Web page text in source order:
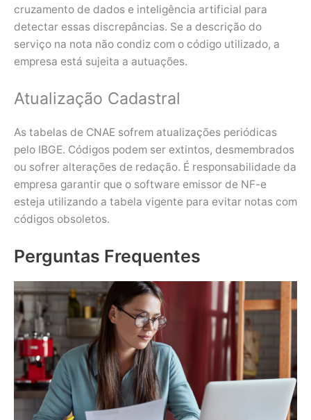
cruzamento de dados e inteligência artificial para
detectar essas discrepâncias. Se a descrição do
serviço na nota não condiz com o código utilizado, a
empresa está sujeita a autuações.
Atualização Cadastral
As tabelas de CNAE sofrem atualizações periódicas
pelo IBGE. Códigos podem ser extintos, desmembrados
ou sofrer alterações de redação. É responsabilidade da
empresa garantir que o software emissor de NF-e
esteja utilizando a tabela vigente para evitar notas com
códigos obsoletos.
Perguntas Frequentes